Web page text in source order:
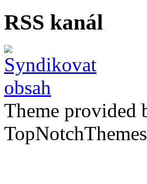
RSS kanál
Theme provided
TopNotchThemes